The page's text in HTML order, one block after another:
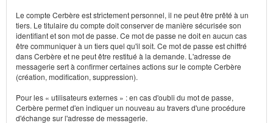
Le compte Cerbère est strictement personnel, il ne peut être prêté à un
tiers. Le titulaire du compte doit conserver de manière sécurisée son
identifiant et son mot de passe. Ce mot de passe ne doit en aucun cas
être communiquer à un tiers quel qu'il soit. Ce mot de passe est chiffré
dans Cerbère et ne peut être restitué à la demande. L'adresse de
messagerie sert à confirmer certaines actions sur le compte Cerbère
(création, modification, suppression).
Pour les « utilisateurs externes » : en cas d'oubli du mot de passe,
Cerbère permet d'en indiquer un nouveau au travers d'une procédure
d'échange sur l'adresse de messagerie.